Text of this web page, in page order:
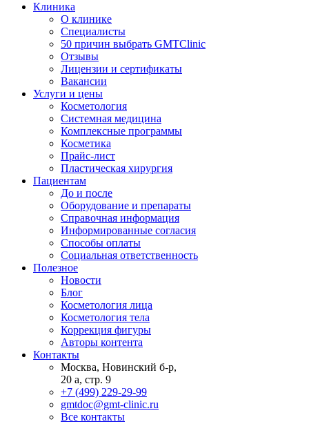
Клиника
О клинике
Специалисты
50 причин выбрать GMTClinic
Отзывы
Лицензии и сертификаты
Вакансии
Услуги и цены
Косметология
Системная медицина
Комплексные программы
Косметика
Прайс-лист
Пластическая хирургия
Пациентам
До и после
Оборудование и препараты
Справочная информация
Информированные согласия
Способы оплаты
Социальная ответственность
Полезное
Новости
Блог
Косметология лица
Косметология тела
Коррекция фигуры
Авторы контента
Контакты
Москва, Новинский б-р,
20 а, стр. 9
+7 (499) 229-29-99
gmtdoc@gmt-clinic.ru
Все контакты